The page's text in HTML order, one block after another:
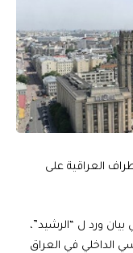
العراقية على
بيان ورد ل “الرشيد”،
الداخلي في العراق